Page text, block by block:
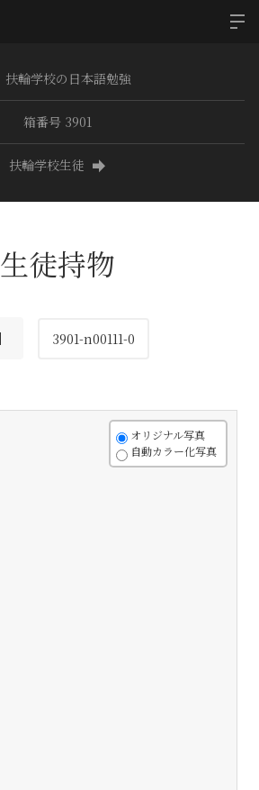
扶輪学校の日本語勉強
箱番号 3901
扶輪学校生徒
生徒持物
3901-n00111-0
オリジナル写真
自動カラー化写真